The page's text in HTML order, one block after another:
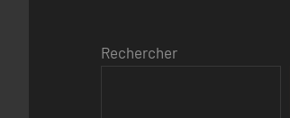
Rechercher